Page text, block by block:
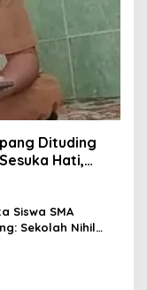
Dituding
Hati,
Siswa SMA
Sekolah Nihil
& Paket